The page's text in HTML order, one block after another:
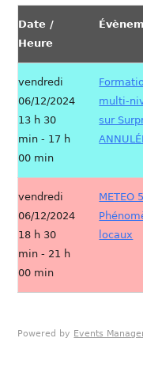
Date /
Heure
vendredi
06/12/2024
13 h 30
min - 17 h
00 min
multi-
sur
vendredi
06/12/2024
18 h 30
min - 21 h
00 min
METEO
locaux
Powered by Events